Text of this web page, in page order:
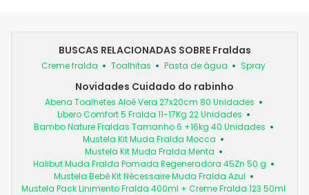
BUSCAS RELACIONADAS SOBRE Fraldas
Creme fralda Toalhitas Pasta de água Spray
Novidades Cuidado do rabinho
Abena Toalhetes Aloé Vera 27x20cm 80 Unidades
Libero Comfort 5 Fralda 11-17Kg 22 Unidades
Bambo Nature Fraldas Tamanho 6 +16kg 40 Unidades
Mustela Kit Muda Fralda Mocca
Mustela Kit Muda Fralda Menta
Halibut Muda Fralda Pomada Regeneradora 45Zn 50 g
Mustela Bebé Kit Nécessaire Muda Fralda Azul
Mustela Pack Linimento Fralda 400ml + Creme Fralda 123 50ml